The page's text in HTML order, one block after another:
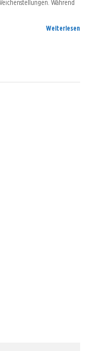
Während
Weiterlesen